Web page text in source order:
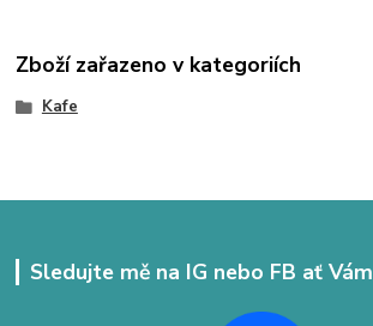
Zboží zařazeno v kategoriích
Kafe
Sledujte mě na IG nebo FB ať